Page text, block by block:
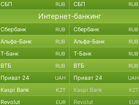
СБП RUB СБП RUB
Интернет-банкинг
Сбербанк RUB Сбербанк RUB
Альфа-Банк RUB Альфа-Банк RUB
Т-Банк RUB Т-Банк RUB
ВТБ RUB ВТБ RUB
Приват 24 UAH Приват 24 UAH
Kaspi Bank KZT Kaspi Bank KZT
Revolut EUR Revolut EUR